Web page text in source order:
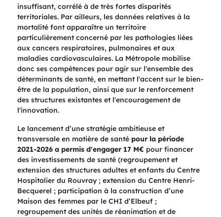
insuffisant, corrélé à de très fortes disparités
territoriales. Par ailleurs, les données relatives à la
mortalité font apparaître un territoire
particulièrement concerné par les pathologies liées
aux cancers respiratoires, pulmonaires et aux
maladies cardiovasculaires. La Métropole mobilise
donc ses compétences pour agir sur l'ensemble des
déterminants de santé, en mettant l'accent sur le bien-
être de la population, ainsi que sur le renforcement
des structures existantes et l'encouragement de
l'innovation.
Le lancement d’une stratégie ambitieuse et
transversale en matière de santé pour la période
2021-2026 a permis d'engager 17 M€ pour financer
des investissements de santé (regroupement et
extension des structures adultes et enfants du Centre
Hospitalier du Rouvray ; extension du Centre Henri-
Becquerel ; participation à la construction d’une
Maison des femmes par le CHI d’Elbeuf ;
regroupement des unités de réanimation et de